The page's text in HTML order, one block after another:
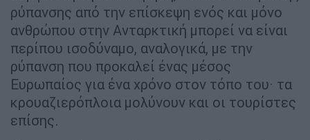
ρύπανσης από την επίσκεψη ενός και μόνο
ανθρώπου στην Ανταρκτική μπορεί να είναι
περίπου ισοδύναμο, αναλογικά, με την
ρύπανση που προκαλεί ένας μέσος
Ευρωπαίος για ένα χρόνο στον τόπο του· τα
κρουαζιερόπλοια μολύνουν και οι τουρίστες
επίσης.